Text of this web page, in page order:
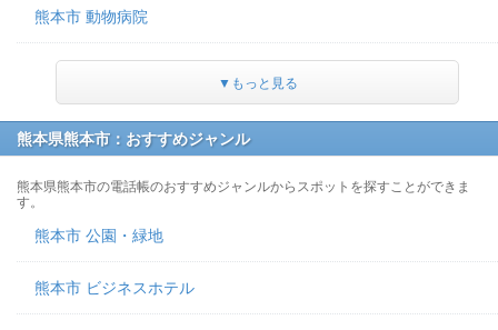
熊本市 動物病院
▼もっと見る
熊本県熊本市：おすすめジャンル
熊本県熊本市の電話帳のおすすめジャンルからスポットを探すことができま
す。
熊本市 公園・緑地
熊本市 ビジネスホテル